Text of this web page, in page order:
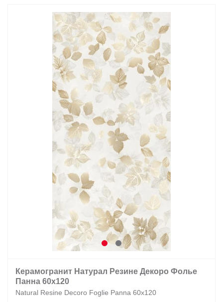
Керамогранит Натурал Резине Декоро Фолье
Панна 60х120
Natural Resine Decoro Foglie Panna 60х120